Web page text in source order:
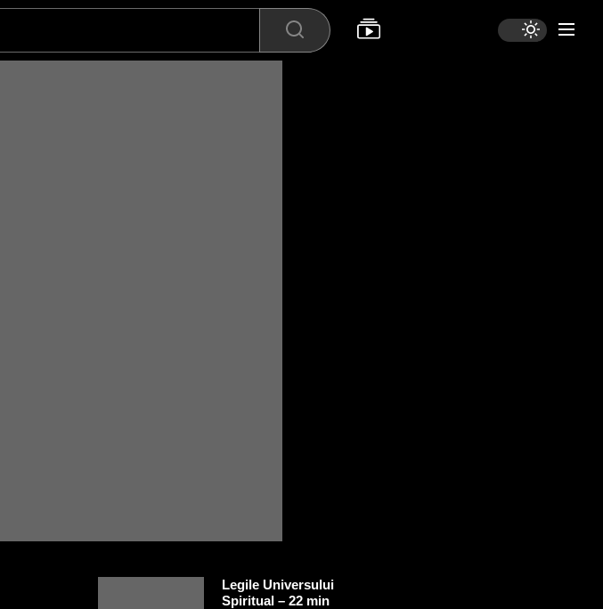
Search
Legile Universului
Spiritual – 22 min